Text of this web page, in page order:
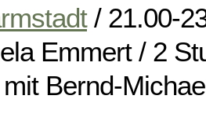
/ 21.00-
Emmert / 2
Bernd-